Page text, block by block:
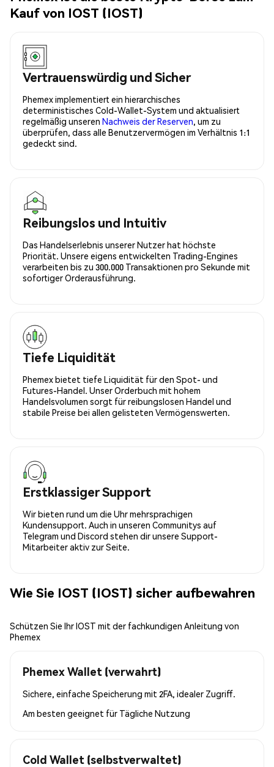
Kauf von IOST (IOST)
Vertrauenswürdig und Sicher
Phemex implementiert ein hierarchisches
deterministisches Cold-Wallet-System und aktualisiert
regelmäßig unseren Nachweis der Reserven, um zu
überprüfen, dass alle Benutzervermögen im Verhältnis 1:1
gedeckt sind.
Reibungslos und Intuitiv
Das Handelserlebnis unserer Nutzer hat höchste
Priorität. Unsere eigens entwickelten Trading-Engines
verarbeiten bis zu 300.000 Transaktionen pro Sekunde mit
sofortiger Orderausführung.
Tiefe Liquidität
Phemex bietet tiefe Liquidität für den Spot- und
Futures-Handel. Unser Orderbuch mit hohem
Handelsvolumen sorgt für reibungslosen Handel und
stabile Preise bei allen gelisteten Vermögenswerten.
Erstklassiger Support
Wir bieten rund um die Uhr mehrsprachigen
Kundensupport. Auch in unseren Communitys auf
Telegram und Discord stehen dir unsere Support-
Mitarbeiter aktiv zur Seite.
Wie Sie IOST (IOST) sicher aufbewahren
Schützen Sie Ihr IOST mit der fachkundigen Anleitung von
Phemex
Phemex Wallet (verwahrt)
Sichere, einfache Speicherung mit 2FA, idealer Zugriff.
Am besten geeignet für Tägliche Nutzung
Cold Wallet (selbstverwaltet)